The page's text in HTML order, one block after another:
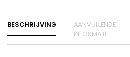
BESCHRIJVING
AANVULLENDE
INFORMATIE